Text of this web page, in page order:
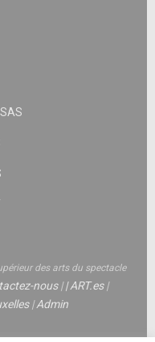
des arts du spectacle
nous||ART.es|
|Admin